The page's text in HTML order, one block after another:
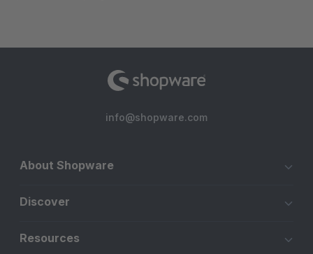
info@shopware.com
About Shopware
Discover
Resources